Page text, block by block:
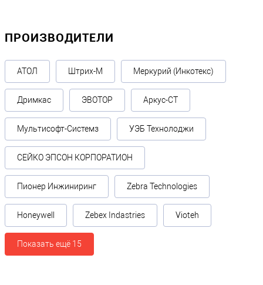
ПРОИЗВОДИТЕЛИ
АТОЛ Штрих-М Меркурий (Инкотекс)
Дримкас ЭВОТОР Аркус-СТ
Мультисофт-Системз УЭБ Технолоджи
СЕЙКО ЭПСОН КОРПОРАТИОН
Пионер Инжиниринг Zebra Technologies
Honeywell Zebex Indastries Vioteh
Показать ещё 15